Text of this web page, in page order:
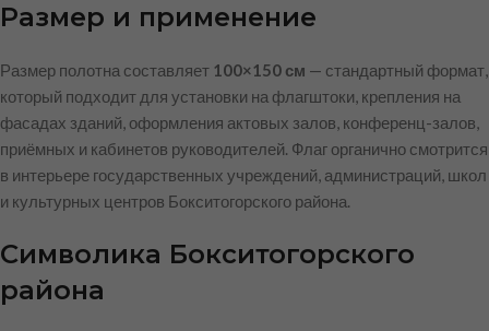
Размер и применение
Размер полотна составляет 100×150 см — стандартный формат,
который подходит для установки на флагштоки, крепления на
фасадах зданий, оформления актовых залов, конференц-залов,
приёмных и кабинетов руководителей. Флаг органично смотрится
в интерьере государственных учреждений, администраций, школ
и культурных центров Бокситогорского района.
Символика Бокситогорского
района